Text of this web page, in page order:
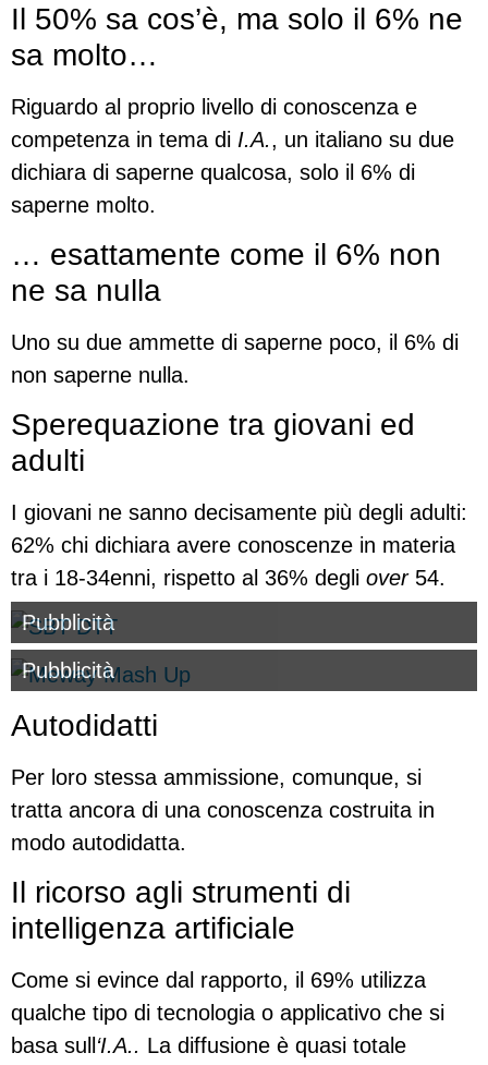
Il 50% sa cos’è, ma solo il 6% ne
sa molto…
Riguardo al proprio livello di conoscenza e
competenza in tema di I.A., un italiano su due
dichiara di saperne qualcosa, solo il 6% di
saperne molto.
… esattamente come il 6% non
ne sa nulla
Uno su due ammette di saperne poco, il 6% di
non saperne nulla.
Sperequazione tra giovani ed
adulti
I giovani ne sanno decisamente più degli adulti:
62% chi dichiara avere conoscenze in materia
tra i 18-34enni, rispetto al 36% degli over54.
Pubblicità
Pubblicità
Autodidatti
Per loro stessa ammissione, comunque, si
tratta ancora di una conoscenza costruita in
modo autodidatta.
Il ricorso agli strumenti di
intelligenza artificiale
Come si evince dal rapporto, il 69% utilizza
qualche tipo di tecnologia o applicativo che si
basa sull ‘I.A.. La diffusione è quasi totale